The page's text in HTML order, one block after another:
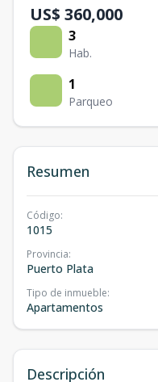
US$ 360,000
3
Hab.
1
Parqueo
Resumen
Código:
1015
Provincia:
Puerto Plata
Tipo de inmueble:
Apartamentos
Descripción